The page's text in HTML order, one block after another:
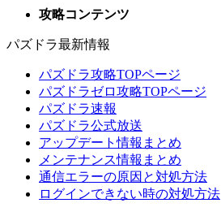
攻略コンテンツ
パズドラ最新情報
パズドラ攻略TOPページ
パズドラゼロ攻略TOPページ
パズドラ速報
パズドラ公式放送
アップデート情報まとめ
メンテナンス情報まとめ
通信エラーの原因と対処方法
ログインできない時の対処方法